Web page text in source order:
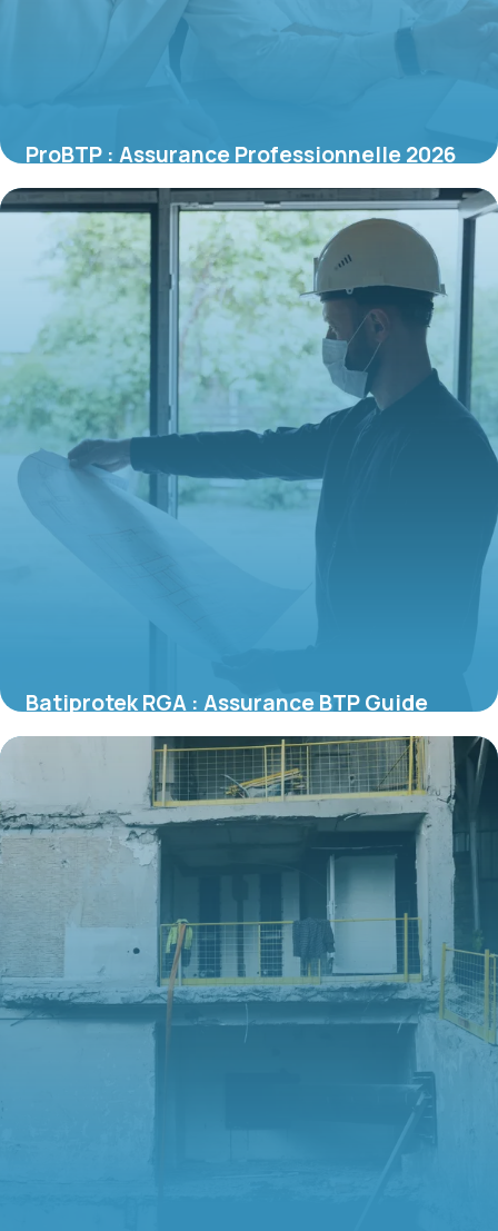
ProBTP : Assurance Professionnelle 2026
16 juin 2026
Batiprotek RGA : Assurance BTP Guide
2026